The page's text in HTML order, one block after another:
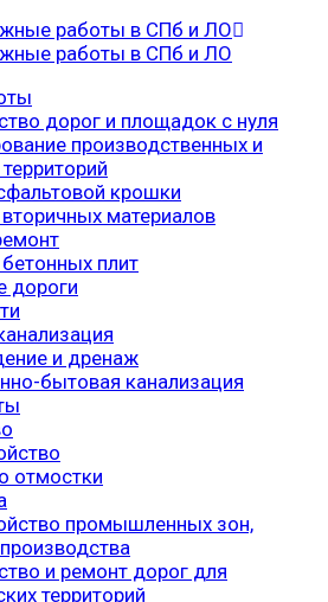
дорог и площадок с нуля
производственных и
крошки
материалов
плит
дороги
и дренаж
бытовая канализация
отмостки
промышленных зон,
и ремонт дорог для
территорий